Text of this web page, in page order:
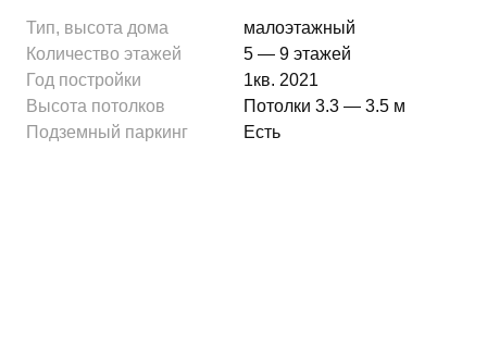
Тип, высота дома
малоэтажный
Количество этажей
5 — 9 этажей
Год постройки
1кв. 2021
Высота потолков
Потолки 3.3 — 3.5 м
Подземный паркинг
Есть